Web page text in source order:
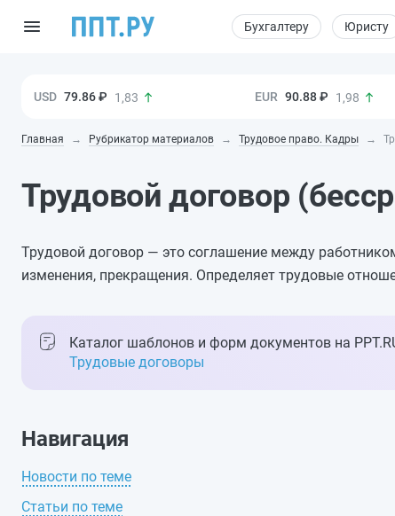
Бухгалтеру Юристу
79.86 ₽ 1,83 90.88 ₽ 1,98
Главная Рубрикатор материалов Трудовое право. Кадры
Трудовой договор
Трудовой договор — это соглашение между
изменения, прекращения. Определяет трудовые
Каталог шаблонов и форм документов на
Трудовые договоры
Навигация
Новости по теме
Статьи по теме